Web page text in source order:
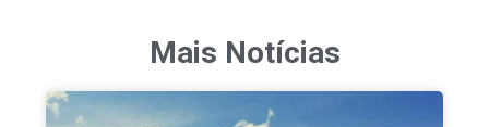
Mais Notícias